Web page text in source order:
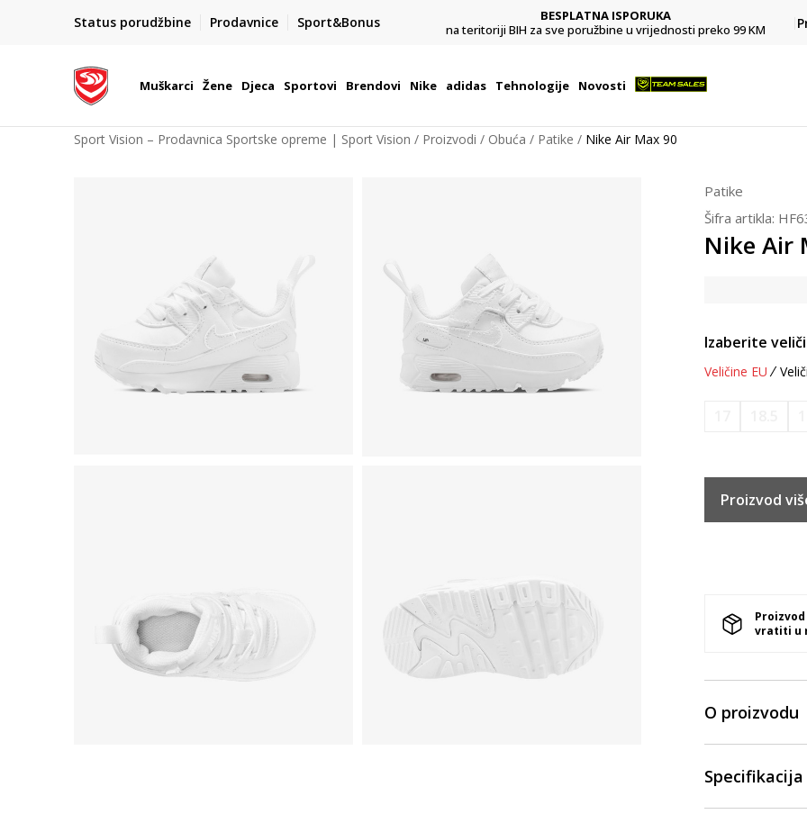
Status porudžbine Prodavnice Sport&Bonus
POZOVITE NAS NA : 055/490-400
Pon-Pet od 9h - 16h
BESPLATNA ISPORUKA
na teritoriji BIH za sve poružbine u vrijednosti preko 99 KM
Muškarci Žene Djeca Sportovi Brendovi Nike adidas Tehnologije Novosti
Sport Vision – Prodavnica Sportske opreme | Sport Vision Proizvodi Obuća Patike Nike Air Max 90
Patike
Šifra artikla:
Nike Air
Izaberite
Veličine EU
Proizvod
vratiti u
O proizvodu
Specifikacija